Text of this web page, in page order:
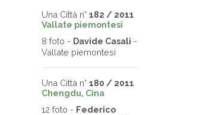
Una Città n° 182 / 2011
Vallate piemontesi
8 foto - Davide Casali -
Vallate piemontesi
Una Città n° 180 / 2011
Chengdu, Cina
12 foto - Federico